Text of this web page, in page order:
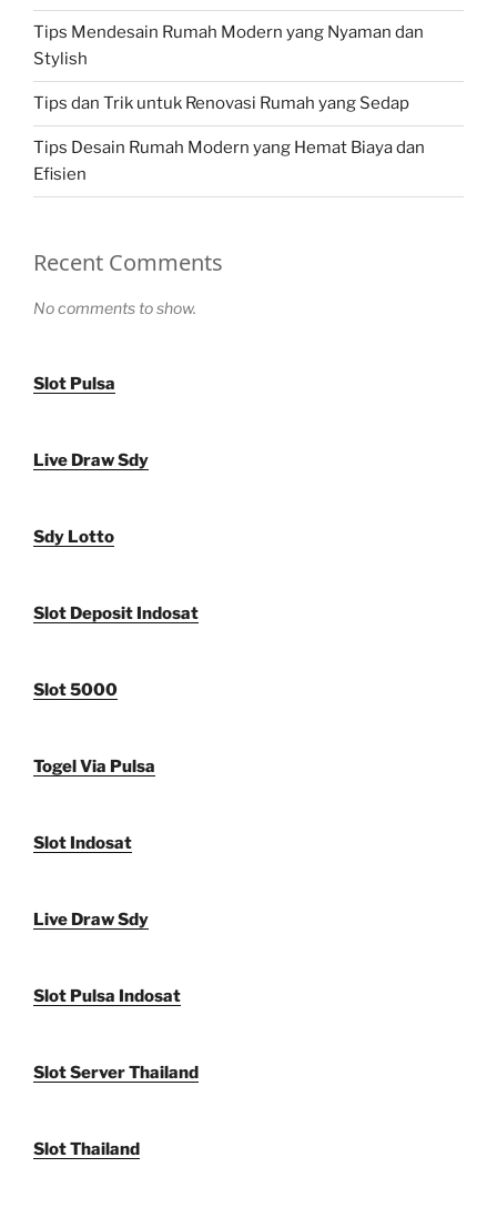
Tips Mendesain Rumah Modern yang Nyaman dan
Stylish
Tips dan Trik untuk Renovasi Rumah yang Sedap
Tips Desain Rumah Modern yang Hemat Biaya dan
Efisien
Recent Comments
No comments to show.
Slot Pulsa
Live Draw Sdy
Sdy Lotto
Slot Deposit Indosat
Slot 5000
Togel Via Pulsa
Slot Indosat
Live Draw Sdy
Slot Pulsa Indosat
Slot Server Thailand
Slot Thailand